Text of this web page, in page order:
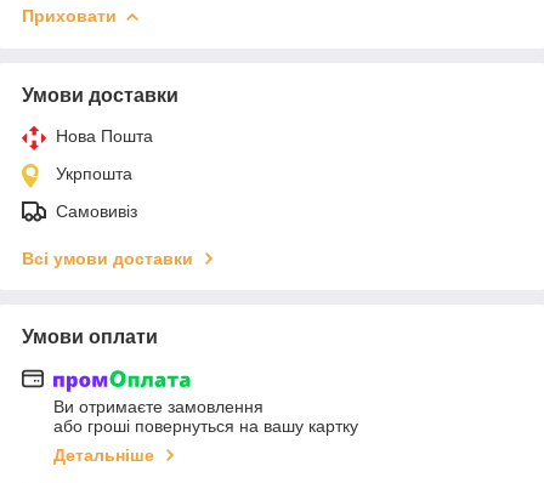
Приховати
Умови доставки
Нова Пошта
Укрпошта
Самовивіз
Всі умови доставки
Умови оплати
Ви отримаєте замовлення
або гроші повернуться на вашу картку
Детальніше